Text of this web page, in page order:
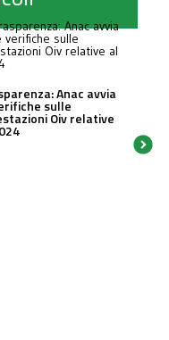
Anac avvia
sulle
Oiv relative